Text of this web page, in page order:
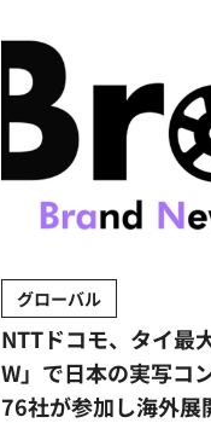
グローバル
NTTドコモ、タイ最
W」で日本の実写コ
76社が参加し海外展